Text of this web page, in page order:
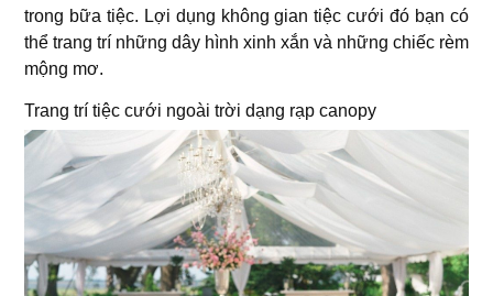
trong bữa tiệc. Lợi dụng không gian tiệc cưới đó bạn có
thể trang trí những dây hình xinh xắn và những chiếc rèm
mộng mơ.
Trang trí tiệc cưới ngoài trời dạng rạp canopy